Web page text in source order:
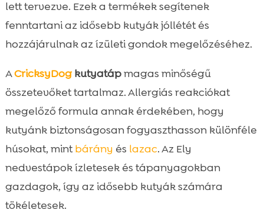
lett tervezve. Ezek a termékek segítenek
fenntartani az idősebb kutyák jóllétét és
hozzájárulnak az ízületi gondok megelőzéséhez.
ACricksyDogkutyatápmagas minőségű
összetevőket tartalmaz. Allergiás reakciókat
megelőző formula annak érdekében, hogy
kutyánk biztonságosan fogyaszthasson különféle
húsokat, mintbárány és lazac. Az Ely
nedvestápok ízletesek és tápanyagokban
gazdagok, így az idősebb kutyák számára
tökéletesek.